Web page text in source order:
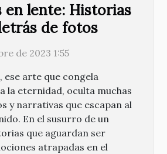
en lente: Historias
de fotos
de 2023 1:55
arte que congela
la eternidad, oculta muchas
y narrativas que escapan al
En el susurro de un
que aguardan ser
atrapadas en el